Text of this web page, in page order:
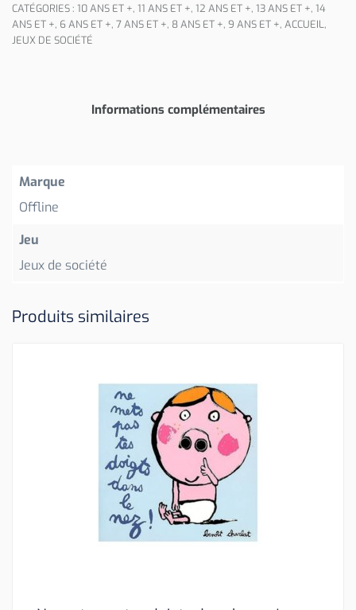
CATÉGORIES : 10 ANS ET +, 11 ANS ET +, 12 ANS ET +, 13 ANS ET +, 14
ANS ET +, 6 ANS ET +, 7 ANS ET +, 8 ANS ET +, 9 ANS ET +, ACCUEIL,
JEUX DE SOCIÉTÉ
Informations complémentaires
Marque
Offline
Jeu
Jeux de société
Produits similaires